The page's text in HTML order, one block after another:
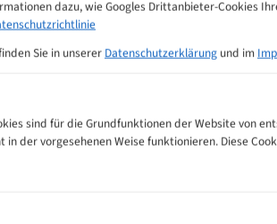
Zahnempfehlungs-Tabelle
dazu, wie Googles Drittanbieter-Cookies
Sie in unserer Datenschutzerklärung und im
sind für die Grundfunktionen der Website von
in der vorgesehenen Weise funktionieren. Diese